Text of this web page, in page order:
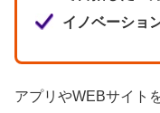
イノベーショ
アプリやWEBサイト